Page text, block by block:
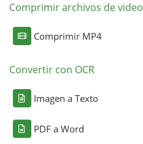
Comprimir archivos de video
Comprimir MP4
Convertir con OCR
Imagen a Texto
PDF a Word